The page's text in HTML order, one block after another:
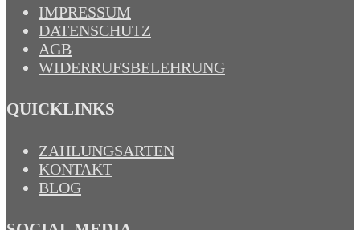
IMPRESSUM
DATENSCHUTZ
AGB
WIDERRUFSBELEHRUNG
QUICKLINKS
ZAHLUNGSARTEN
KONTAKT
BLOG